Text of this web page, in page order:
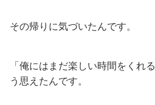
その帰りに気づいたんです。
「俺にはまだ楽しい時間をくれ
う思えたんです。